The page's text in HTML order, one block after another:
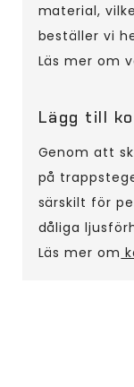
material,
beställer vi
Läs mer om
Lägg till
Genom att
på
särskilt för
dåliga
Läs mer om